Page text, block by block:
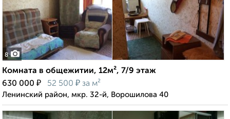
8
Комната в общежитии, 12м², 7/9 этаж
630 000 ₽ 52 500 ₽ за м²
Ленинский район, мкр. 32-й, Ворошилова 40